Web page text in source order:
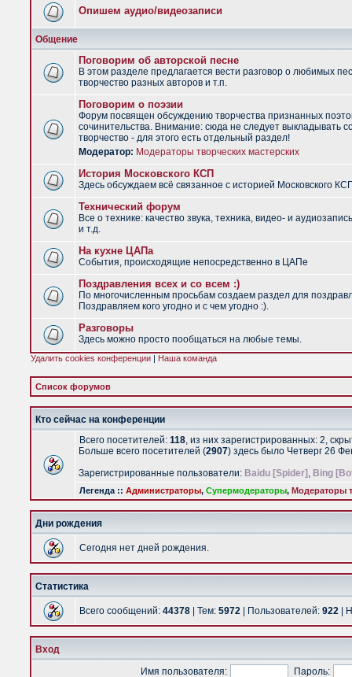
Опишем аудио/видеозаписи
Общение
Поговорим об авторской песне
В этом разделе предлагается вести разговор о любимых
творчество разных авторов и т.п.
Поговорим о поэзии
Форум посвящен обсуждению творчества признанных
сочинительства. Внимание: сюда не следует выкладывать
творчество - для этого есть отдельный раздел!
Модератор: Модераторы творческих мастерских
История Московского КСП
Здесь обсуждаем всё связанное с историей Московского
Технический форум
Все о технике: качество звука, техника, видео- и
и т.д.
На кухне ЦАПа
События, происходящие непосредственно в ЦАПе
Поздравления всех и со всем :)
По многочисленным просьбам создаем раздел для
Поздравляем кого угодно и с чем угодно :).
Разговоры
Здесь можно просто пообщаться на любые темы.
Удалить cookies конференции | Наша команда
Список форумов
Кто сейчас на конференции
Всего посетителей: 118, из них зарегистрированных: 2,
Больше всего посетителей (2907) здесь было Четверг 26
Зарегистрированные пользователи: Baidu [Spider] , Bing
Легенда :: Администраторы, Супермодераторы, Модераторы
Дни рождения
Сегодня нет дней рождения.
Статистика
Всего сообщений: 44378 | Тем: 5972 | Пользователей: 922 |
Вход
Имя пользователя:
Пароль: